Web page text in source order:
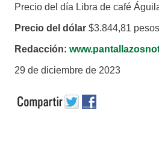
Precio del día Libra de café
Precio del dólar$3.844,81
Redacción:
29 de diciembre de 2023